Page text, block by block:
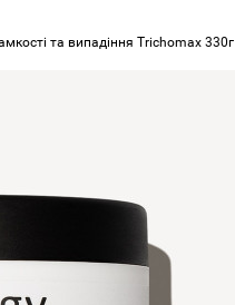
та випадіння Trichomax 330г